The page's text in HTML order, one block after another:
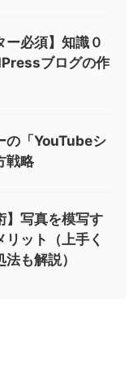
ー必須】知識０
ブログの作
の「YouTubeシ
戦略
】写真を模写す
ット（上手く
も解説）